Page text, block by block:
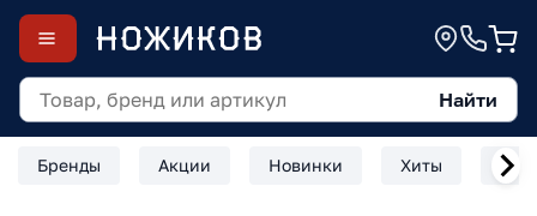
Найти
Бренды Акции Новинки Хиты